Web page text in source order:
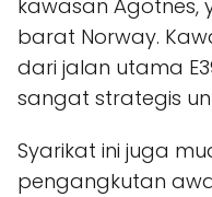
kawasan Ågotnes,
barat Norway.
dari jalan utama
sangat strategis
Syarikat ini juga
pengangkutan